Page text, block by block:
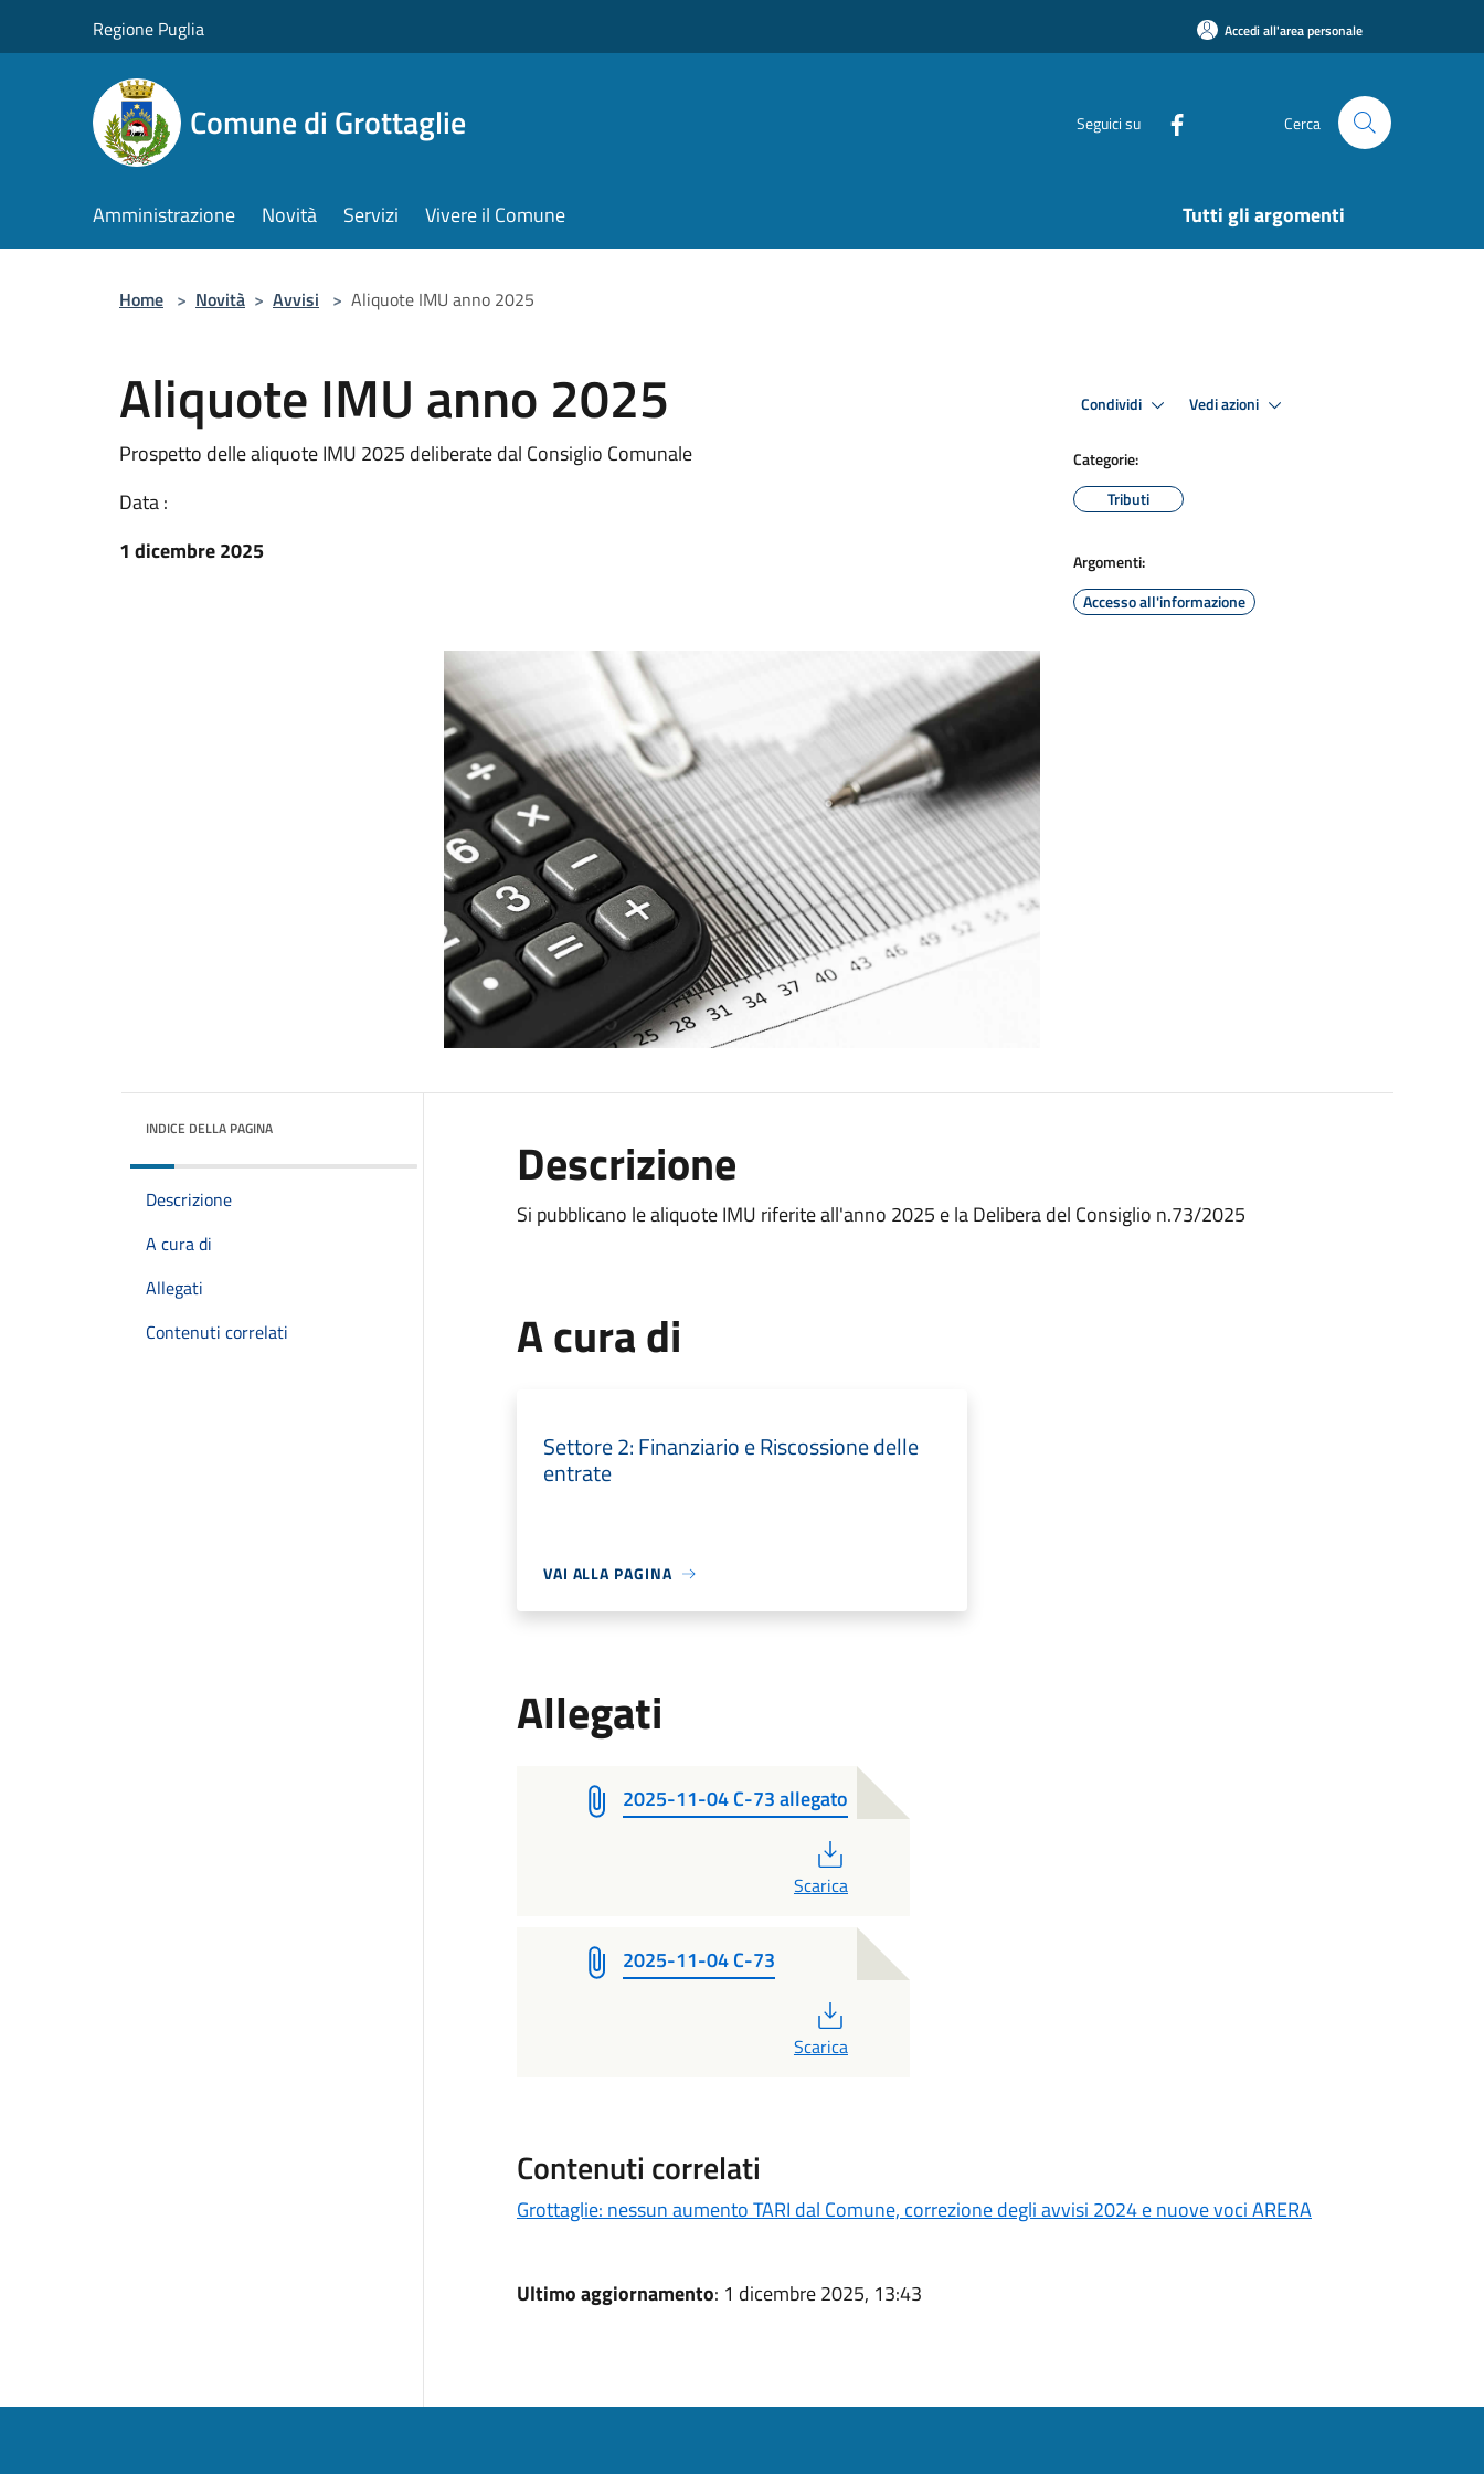
Regione Puglia Accedi all'area personale
Comune di Grottaglie Seguici su Cerca
Amministrazione Novità Servizi Vivere il Comune Tutti gli argomenti
Home > Novità > Avvisi > Aliquote IMU anno 2025
Aliquote IMU anno 2025
Prospetto delle aliquote IMU 2025 deliberate dal Consiglio Comunale
Data :
1 dicembre 2025
Condividi Vedi azioni
Categorie:
Tributi
Argomenti:
Accesso all'informazione
INDICE DELLA PAGINA
Descrizione
A cura di
Allegati
Contenuti correlati
Descrizione
Si pubblicano le aliquote IMU riferite all'anno 2025 e la Delibera del Consiglio n.73/2025
A cura di
Settore 2: Finanziario e Riscossione delle
entrate
VAI ALLA PAGINA
Allegati
2025-11-04 C-73 allegato
Scarica
2025-11-04 C-73
Scarica
Contenuti correlati
Grottaglie: nessun aumento TARI dal Comune, correzione degli avvisi 2024 e nuove voci ARERA
Ultimo aggiornamento: 1 dicembre 2025, 13:43